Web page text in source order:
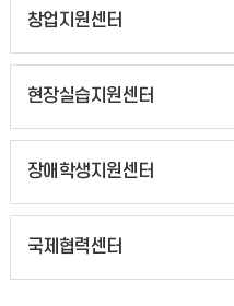
창업지원센터
현장실습지원센터
장애학생지원센터
국제협력센터